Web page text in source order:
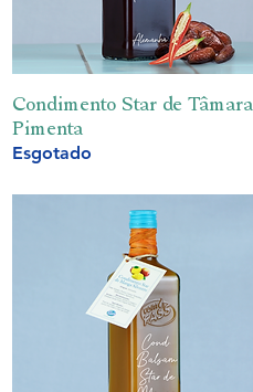
Visualização rápida
Condimento Star de Tâmara
Pimenta
Esgotado